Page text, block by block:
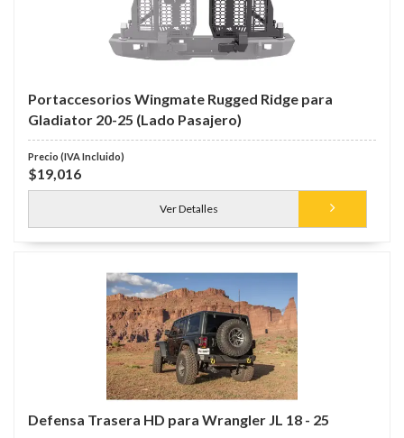
Portaccesorios Wingmate Rugged Ridge para
Gladiator 20-25 (Lado Pasajero)
$19,016
Ver Detalles
Defensa Trasera HD para Wrangler JL 18 - 25